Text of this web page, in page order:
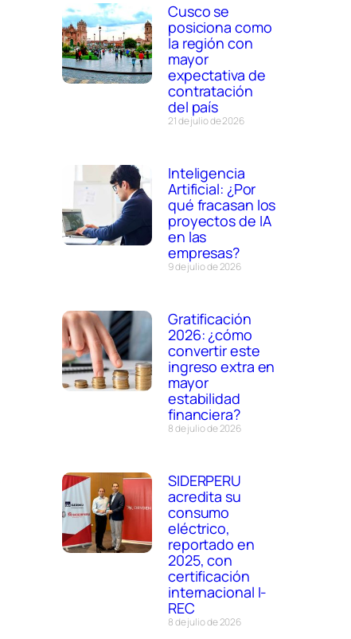
Cusco se
posiciona como
la región con
mayor
expectativa de
contratación
del país
21 de julio de 2026
Inteligencia
Artificial: ¿Por
qué fracasan los
proyectos de IA
en las
empresas?
9 de julio de 2026
Gratificación
2026: ¿cómo
convertir este
ingreso extra en
mayor
estabilidad
financiera?
8 de julio de 2026
SIDERPERU
acredita su
consumo
eléctrico,
reportado en
2025, con
certificación
internacional I-
REC
8 de julio de 2026